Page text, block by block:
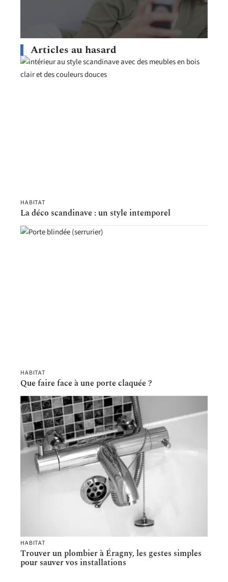
Articles au hasard
HABITAT
La déco scandinave : un style intemporel
HABITAT
Que faire face à une porte claquée ?
HABITAT
Trouver un plombier à Éragny, les gestes simples
pour sauver vos installations